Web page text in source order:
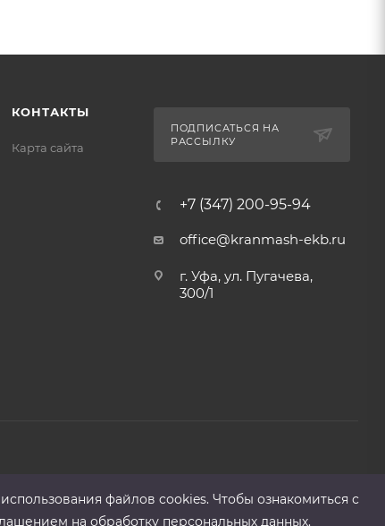
КОНТАКТЫ
Карта сайта
ПОДПИСАТЬСЯ НА
РАССЫЛКУ
+7 (347) 200-95-94
office@kranmash-ekb.ru
г. Уфа, ул. Пугачева,
300/1
файлов cооkies. Чтобы ознакомиться с
на обработку персональных данных.